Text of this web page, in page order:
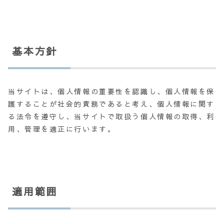
基本方針
当サイトは、個人情報の重要性を認識し、個人情報を保
護することが社会的責務であると考え、個人情報に関す
る法令を遵守し、当サイトで取扱う個人情報の取得、利
用、管理を適正に行います。
適用範囲